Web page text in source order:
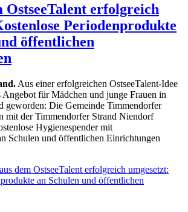
OstseeTalent erfolgreich
Periodenprodukte
öffentlichen
Aus einer erfolgreichen OstseeTalent-Idee
Angebot für Mädchen und junge Frauen in
geworden: Die Gemeinde Timmendorfer
mit der Timmendorfer Strand Niendorf
Hygienespender mit
Schulen und öffentlichen Einrichtungen
dem OstseeTalent erfolgreich umgesetzt:
an Schulen und öffentlichen